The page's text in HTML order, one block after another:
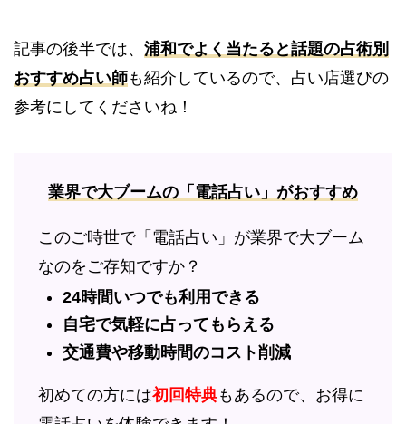
記事の後半では、 浦和でよく当たると話題の占術別
おすすめ占い師も紹介しているので、占い店選びの
参考にしてくださいね！
業界で大ブームの「電話占い」がおすすめ
このご時世で「電話占い」が業界で大ブーム
なのをご存知ですか？
24時間いつでも利用できる
自宅で気軽に占ってもらえる
交通費や移動時間のコスト削減
初めての方には初回特典もあるので、お得に